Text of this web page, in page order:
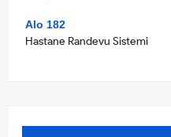
Alo 182
Hastane Randevu Sistemi